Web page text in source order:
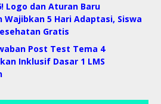
Logo dan Aturan Baru
Wajibkan 5 Hari Adaptasi, Siswa
Gratis
Post Test Tema 4
Inklusif Dasar 1 LMS